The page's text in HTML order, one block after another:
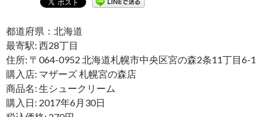
都道府県：北海道
最寄駅: 西28丁目
住所: 〒064-0952 北海道札幌市中央区宮の森2条11丁目6-1
購入店: マザーズ 札幌宮の森店
商品名: 生シュークリーム
購入日: 2017年6月30日